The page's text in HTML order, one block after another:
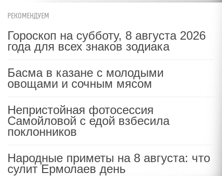
РЕКОМЕНДУЕМ
Гороскоп на субботу, 8 августа 2026
года для всех знаков зодиака
Басма в казане с молодыми
овощами и сочным мясом
Непристойная фотосессия
Самойловой с едой взбесила
поклонников
Народные приметы на 8 августа: что
сулит Ермолаев день